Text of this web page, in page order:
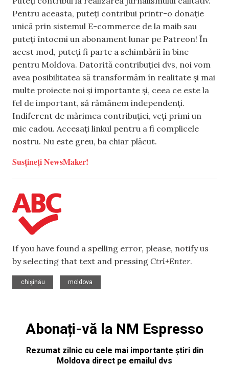
Pentru aceasta, puteți contribui printr-o donație
unică prin sistemul E-commerce de la maib sau
puteți întocmi un abonament lunar pe Patreon! În
acest mod, puteți fi parte a schimbării în bine
pentru Moldova. Datorită contribuției dvs, noi vom
avea posibilitatea să transformăm în realitate și mai
multe proiecte noi și importante și, ceea ce este la
fel de important, să rămânem independenți.
Indiferent de mărimea contribuției, veți primi un
mic cadou. Accesați linkul pentru a fi complicele
nostru. Nu este greu, ba chiar plăcut.
Susțineți NewsMaker!
If you have found a spelling error, please, notify us
by selecting that text and pressing Ctrl+Enter.
chișinău
moldova
Abonați-vă la NM Espresso
Rezumat zilnic cu cele mai importante știri din
Moldova direct pe emailul dvs